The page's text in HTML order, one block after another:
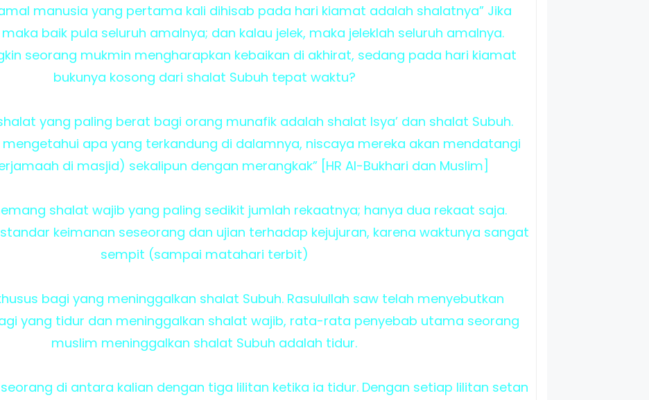
manusia yang pertama kali dihisab pada hari kiamat adalah shalatnya” Jika
baik pula seluruh amalnya; dan kalau jelek, maka jeleklah seluruh amalnya.
seorang mukmin mengharapkan kebaikan di akhirat, sedang pada hari kiamat
bukunya kosong dari shalat Subuh tepat waktu?
yang paling berat bagi orang munafik adalah shalat Isya’ dan shalat Subuh.
mengetahui apa yang terkandung di dalamnya, niscaya mereka akan mendatangi
di masjid) sekalipun dengan merangkak” [HR Al-Bukhari dan Muslim]
shalat wajib yang paling sedikit jumlah rekaatnya; hanya dua rekaat saja.
keimanan seseorang dan ujian terhadap kejujuran, karena waktunya sangat
sempit (sampai matahari terbit)
bagi yang meninggalkan shalat Subuh. Rasulullah saw telah menyebutkan
yang tidur dan meninggalkan shalat wajib, rata-rata penyebab utama seorang
muslim meninggalkan shalat Subuh adalah tidur.
di antara kalian dengan tiga lilitan ketika ia tidur. Dengan setiap lilitan setan